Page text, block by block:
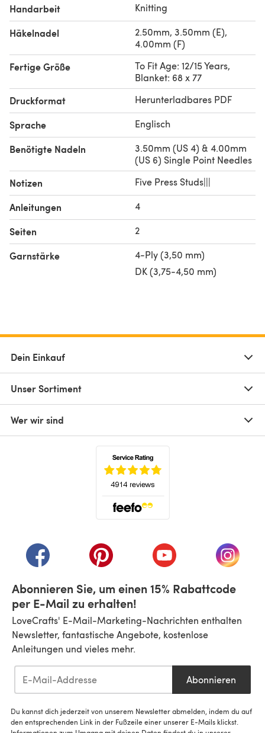
Handarbeit Knitting
Häkelnadel
2.50mm, 3.50mm (E),
4.00mm (F)
Fertige Größe
To Fit Age: 12/15 Years,
Blanket: 68 x 77
Druckformat Herunterladbares PDF
Sprache Englisch
Benötigte Nadeln
3.50mm (US 4) & 4.00mm
(US 6) Single Point Needles
Notizen Five Press Studs|||
Anleitungen 4
Seiten 2
Garnstärke
4-Ply (3,50 mm)
DK (3,75-4,50 mm)
Dein Einkauf
Unser Sortiment
Wer wir sind
(öffnet sich in einem neuen Tab)
(öffnet sich in einem neuen Tab)
(öffnet sich in einem
(öffnet
Abonnieren Sie, um einen 15% Rabattcode
per E-Mail zu erhalten!
LoveCrafts' E-Mail-Marketing-Nachrichten enthalten
Newsletter, fantastische Angebote, kostenlose
Anleitungen und vieles mehr.
Abonnieren
Du kannst dich jederzeit von unserem Newsletter abmelden, indem du auf
den entsprechenden Link in der Fußzeile einer unserer E-Mails klickst.